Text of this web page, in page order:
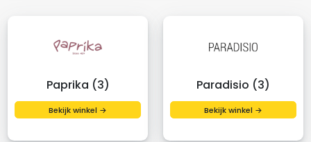
Paprika (3)
Bekijk winkel →
Paradisio (3)
Bekijk winkel →